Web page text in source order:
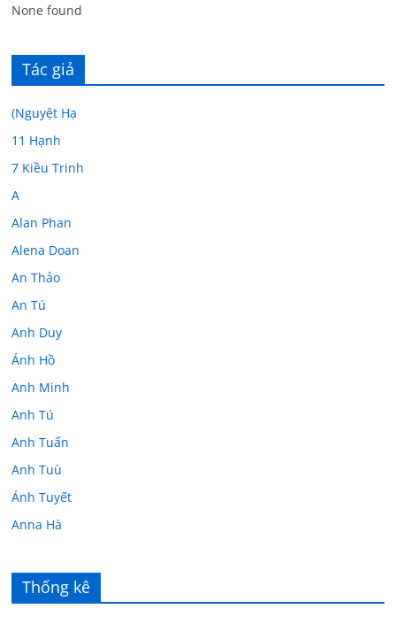
None found
Tác giả
(Nguyệt Hạ
11 Hạnh
7 Kiều Trinh
A
Alan Phan
Alena Doan
An Thảo
An Tú
Anh Duy
Ánh Hồ
Anh Minh
Anh Tú
Anh Tuấn
Anh Tuù
Ánh Tuyết
Anna Hà
Âu Tú Vân
Bác sĩ Hoa
Thống kê